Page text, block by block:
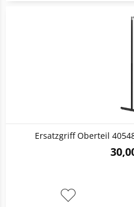
Ersatzgriff Oberteil